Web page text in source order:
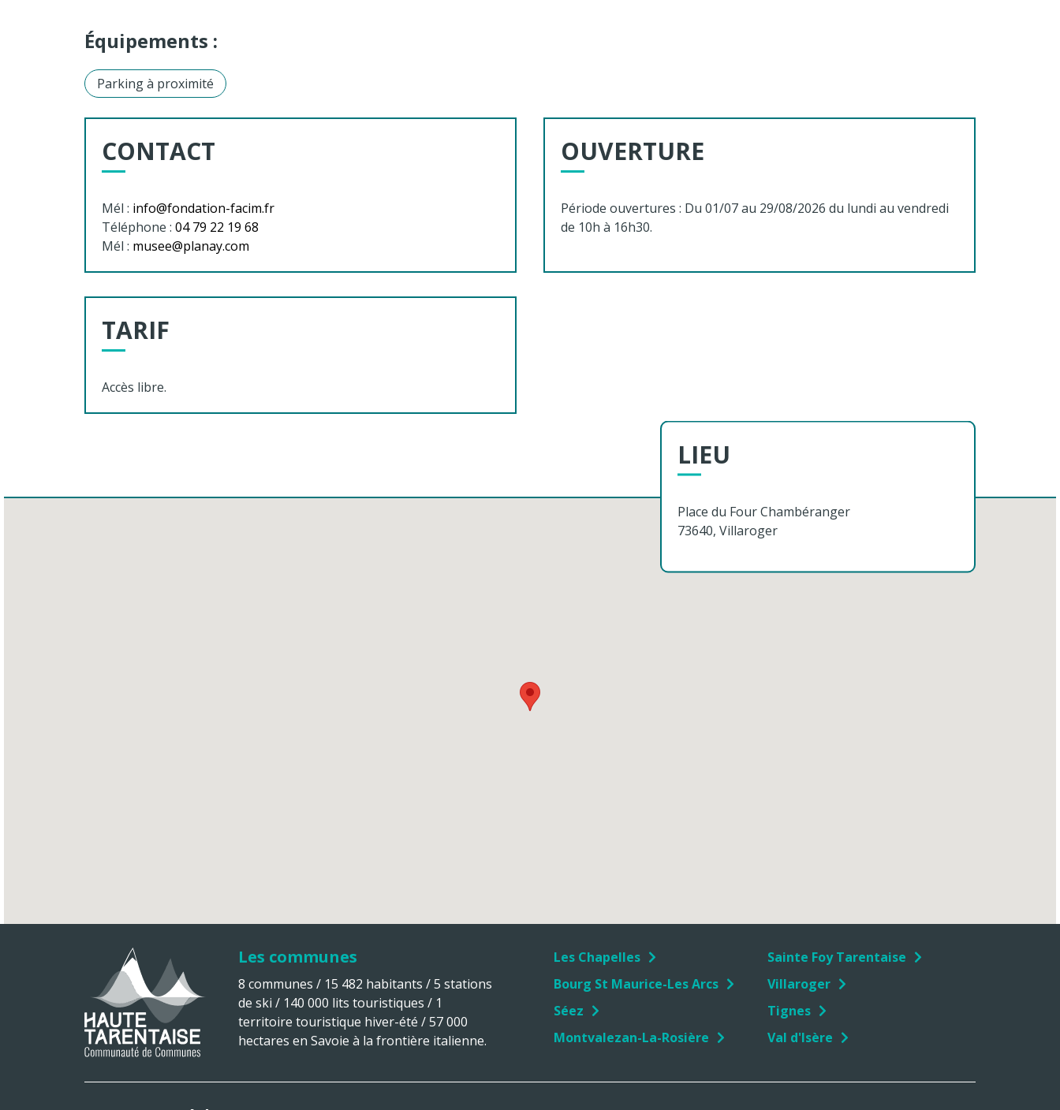
Équipements :
Parking à proximité
CONTACT
Mél : info@fondation-facim.fr
Téléphone : 04 79 22 19 68
Mél : musee@planay.com
OUVERTURE
Période ouvertures : Du 01/07 au 29/08/2026 du lundi au vendredi
de 10h à 16h30.
TARIF
Accès libre.
LIEU
Place du FourChambéranger
73640, Villaroger
Les communes
8 communes / 15 482 habitants / 5 stations
de ski / 140 000 lits touristiques / 1
territoire touristique hiver-été / 57 000
hectares en Savoie à la frontière italienne.
Les Chapelles
Bourg St Maurice-Les Arcs
Séez
Montvalezan-La-Rosière
Sainte Foy Tarentaise
Villaroger
Tignes
Val d'Isère